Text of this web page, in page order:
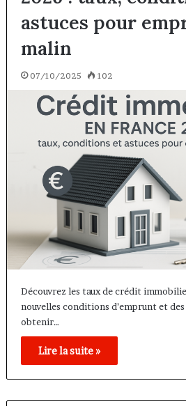
astuces pour
malin
07/10/2025 102
Découvrez les taux de crédit
nouvelles conditions d’emprunt et
obtenir…
Lire la suite »